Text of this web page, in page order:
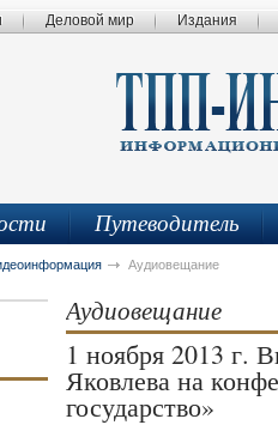
Деловой мир Издания
Путеводитель
Аудиовещание
Аудиовещание
1 ноября 2013 г.
Яковлева на
государство»